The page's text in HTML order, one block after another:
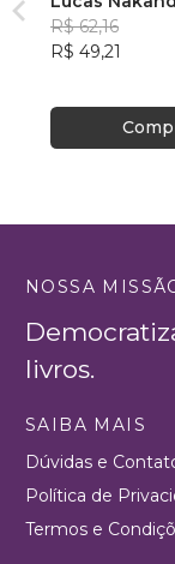
R$ 62,16
R$ 49,21
NOSSA
livros.
SAIBA MAIS
Dúvidas e
Política de
Termos e